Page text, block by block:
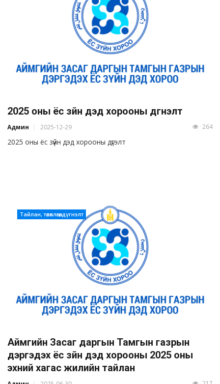
2025 оны ёс зүйн дэд хорооны дүгнэлт
Админ 2025-12-29 264
2025 оны ёс зүйн дэд хорооны дүгэлт
Тайлан, төлөвлөгөө, дүгнэлт
Аймгийн Засаг даргын Тамгын газрын
дэргэдэх ёс зүйн дэд хорооны 2025 оны
эхний хагас жилийн тайлан